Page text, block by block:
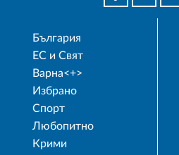
България
ЕС и Свят
Варна<+>
Избрано
Спорт
Любопитно
Крими